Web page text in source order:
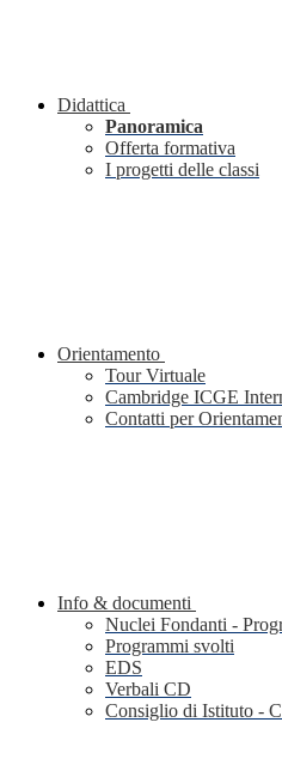
Didattica
Panoramica
Offerta formativa
I progetti delle classi
Orientamento
Tour Virtuale
Cambridge ICGE
Contatti per
Info & documenti
Nuclei Fondanti -
Programmi svolti
EDS
Verbali CD
Consiglio di Istituto -